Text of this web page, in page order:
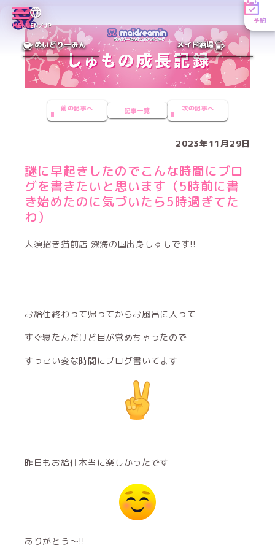
MENUEN／JP
予約
めいどりーみん メイド酒場
前の記事へ 記事一覧 次の記事へ
2023年11月29日
謎に早起きしたのでこんな時間にブロ
グを書きたいと思います（5時前に書
き始めたのに気づいたら5時過ぎてた
わ）
大須招き猫前店 深海の国出身しゅもです!!
お給仕終わって帰ってからお風呂に入って
すぐ寝たんだけど目が覚めちゃったので
すっごい変な時間にブログ書いてます
昨日もお給仕本当に楽しかったです
ありがとう〜!!